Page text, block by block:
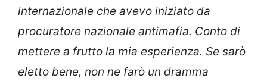
internazionale che avevo iniziato da
procuratore nazionale antimafia. Conto di
mettere a frutto la mia esperienza. Se sarò
eletto bene, non ne farò un dramma